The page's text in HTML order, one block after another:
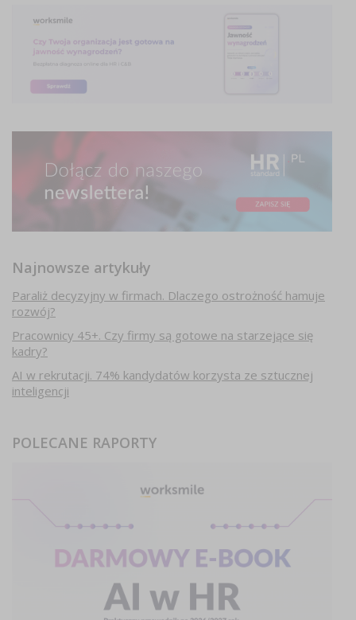
Najnowsze artykuły
Paraliż decyzyjny w firmach. Dlaczego ostrożność hamuje
rozwój?
Pracownicy 45+. Czy firmy są gotowe na starzejące się
kadry?
AI w rekrutacji. 74% kandydatów korzysta ze sztucznej
inteligencji
POLECANE RAPORTY